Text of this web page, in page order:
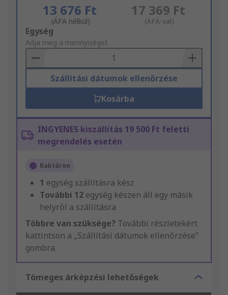
13 676 Ft
(ÁFA nélkül)
17 369 Ft
(ÁFÁ-val)
Add
to
Basket
Egység
Adja meg a mennyiséget
Szállítási dátumok ellenőrzése
Kosárba
INGYENES kiszállítás 19 500 Ft feletti
megrendelés esetén
Raktáron
1 egység szállításra kész
További 12 egység készen áll egy másik
helyről a szállításra
Többre van szüksége? További részletekért
kattintson a „Szállítási dátumok ellenőrzése”
gombra.
Tömeges árképzési lehetőségek